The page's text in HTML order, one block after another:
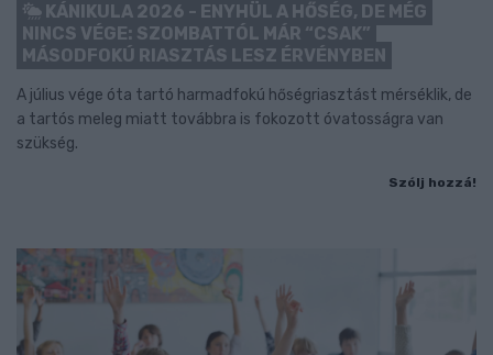
KÁNIKULA 2026 - ENYHÜL A HŐSÉG, DE MÉG
NINCS VÉGE: SZOMBATTÓL MÁR “CSAK”
MÁSODFOKÚ RIASZTÁS LESZ ÉRVÉNYBEN
A július vége óta tartó harmadfokú hőségriasztást mérséklik, de
a tartós meleg miatt továbbra is fokozott óvatosságra van
szükség.
Szólj hozzá!